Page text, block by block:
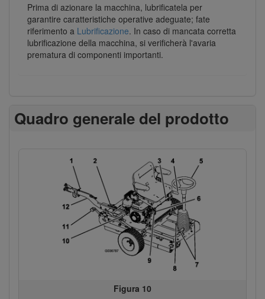
Prima di azionare la macchina, lubrificatela per
garantire caratteristiche operative adeguate; fate
riferimento a Lubrificazione. In caso di mancata corretta
lubrificazione della macchina, si verificherà l'avaria
prematura di componenti importanti.
Quadro generale del prodotto
Figura 10